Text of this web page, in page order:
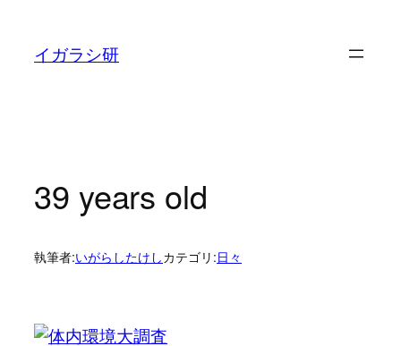
イガラシ研
39 years old
執筆者:いがらしたけしカテゴリ:日々